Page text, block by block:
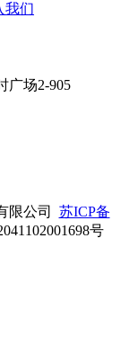
我们
广场2-905
限公司 苏ICP备
号